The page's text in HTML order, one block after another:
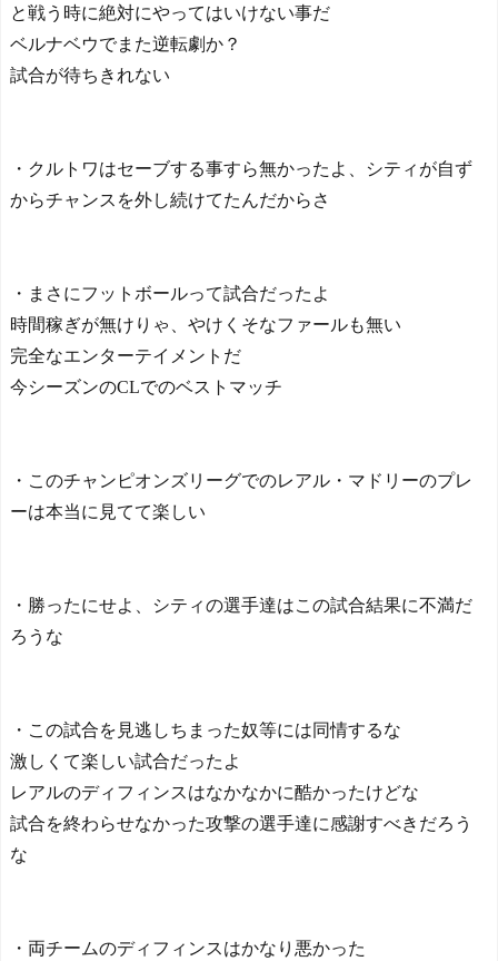
と戦う時に絶対にやってはいけない事だ
ベルナベウでまた逆転劇か？
試合が待ちきれない
・クルトワはセーブする事すら無かったよ、シティが自ず
からチャンスを外し続けてたんだからさ
・まさにフットボールって試合だったよ
時間稼ぎが無けりゃ、やけくそなファールも無い
完全なエンターテイメントだ
今シーズンのCLでのベストマッチ
・このチャンピオンズリーグでのレアル・マドリーのプレ
ーは本当に見てて楽しい
・勝ったにせよ、シティの選手達はこの試合結果に不満だ
ろうな
・この試合を見逃しちまった奴等には同情するな
激しくて楽しい試合だったよ
レアルのディフィンスはなかなかに酷かったけどな
試合を終わらせなかった攻撃の選手達に感謝すべきだろう
な
・両チームのディフィンスはかなり悪かった